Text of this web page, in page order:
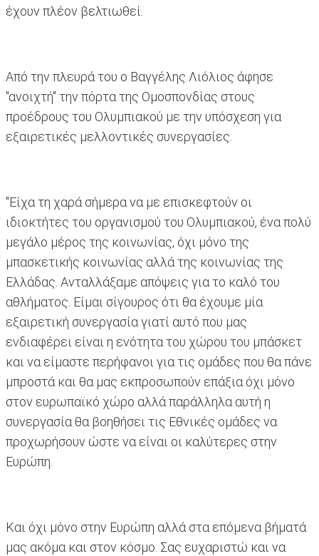
έχουν πλέον βελτιωθεί.
Από την πλευρά του ο Βαγγέλης Λιόλιος άφησε
"ανοιχτή" την πόρτα της Ομοσπονδίας στους
προέδρους του Ολυμπιακού με την υπόσχεση για
εξαιρετικές μελλοντικές συνεργασίες.
"Είχα τη χαρά σήμερα να με επισκεφτούν οι
ιδιοκτήτες του οργανισμού του Ολυμπιακού, ένα πολύ
μεγάλο μέρος της κοινωνίας, όχι μόνο της
μπασκετικής κοινωνίας αλλά της κοινωνίας της
Ελλάδας. Ανταλλάξαμε απόψεις για το καλό του
αθλήματος. Είμαι σίγουρος ότι θα έχουμε μία
εξαιρετική συνεργασία γιατί αυτό που μας
ενδιαφέρει είναι η ενότητα του χώρου του μπάσκετ
και να είμαστε περήφανοι για τις ομάδες που θα πάνε
μπροστά και θα μας εκπροσωπούν επάξια όχι μόνο
στον ευρωπαϊκό χώρο αλλά παράλληλα αυτή η
συνεργασία θα βοηθήσει τις Εθνικές ομάδες να
προχωρήσουν ώστε να είναι οι καλύτερες στην
Ευρώπη.
Και όχι μόνο στην Ευρώπη αλλά στα επόμενα βήματά
μας ακόμα και στον κόσμο. Σας ευχαριστώ και να